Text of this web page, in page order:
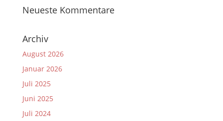
Neueste Kommentare
Archiv
August 2026
Januar 2026
Juli 2025
Juni 2025
Juli 2024